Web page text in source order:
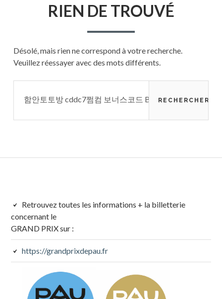
RIEN DE TROUVÉ
Désolé, mais rien ne correspond à votre recherche.
Veuillez réessayer avec des mots différents.
Colonne
latérale
subsidiaire
Retrouvez toutes les informations + la billetterie
concernant le
GRAND PRIX sur :
https://grandprixdepau.fr